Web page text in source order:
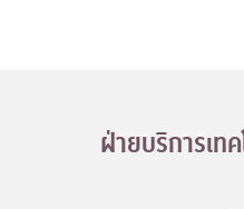
ฝ่ายบริการเท